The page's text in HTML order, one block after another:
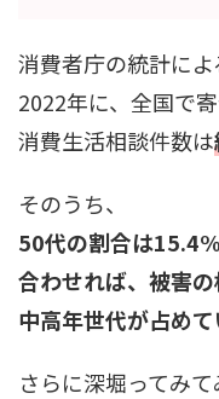
消費者庁の統計によ
2022年に、全国で
消費生活相談件数は
そのうち、
50代の割合は
合わせれば、被害
中高年世代が占めて
さらに深堀ってみて